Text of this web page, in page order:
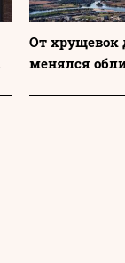
От хрущевок
менялся